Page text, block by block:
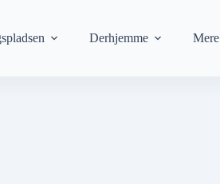
Derhjemme Mere